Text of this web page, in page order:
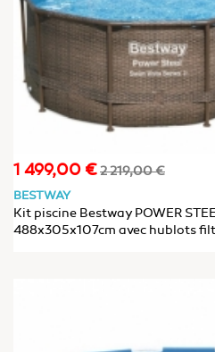
Prix
1 499,00 €Prix
2 219,00 €
BESTWAY
Kit piscine Bestway POWER
488x305x107cm avec hublots